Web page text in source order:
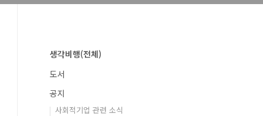
생각비행(전체)
도서
공지
사회적기업 관련 소식